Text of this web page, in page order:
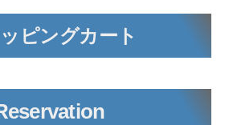
ピングカート